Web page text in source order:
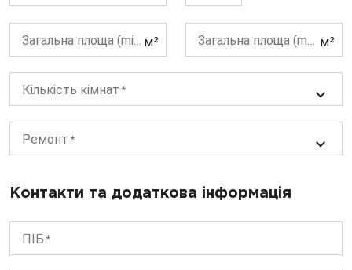
Загальна площа (min) м² Загальна площа (max) м²
Кількість кімнат
Ремонт
Контакти та додаткова інформація
ПІБ